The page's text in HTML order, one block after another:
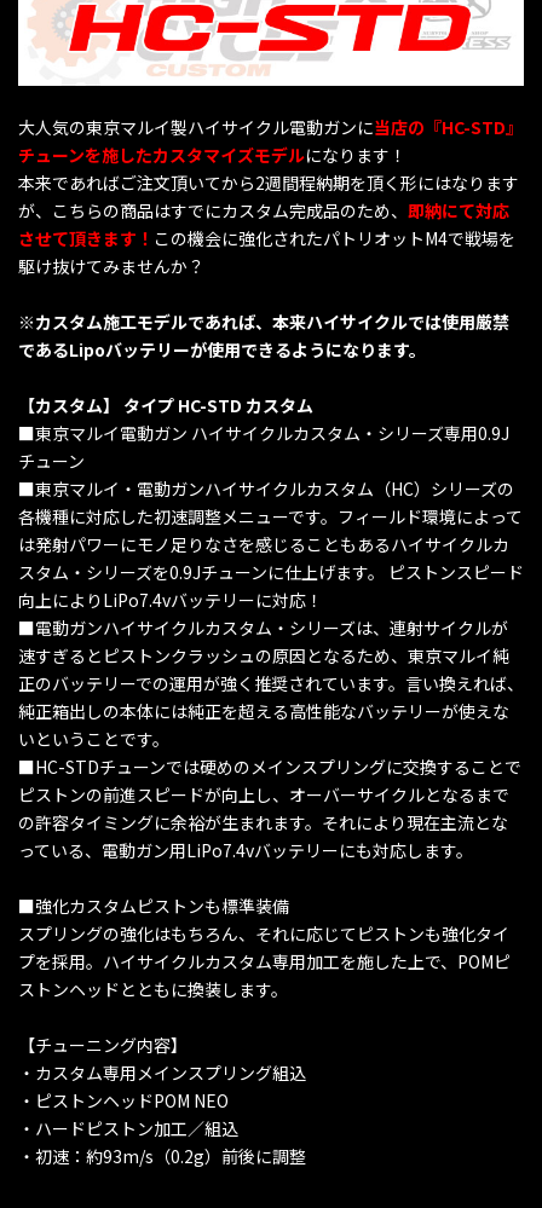
大人気の東京マルイ製ハイサイクル電動ガンに当店の『HC-STD』
チューンを施したカスタマイズモデルになります！
本来であればご注文頂いてから2週間程納期を頂く形にはなります
が、こちらの商品はすでにカスタム完成品のため、 即納にて対応
させて頂きます！ この機会に強化されたパトリオットM4で戦場を
駆け抜けてみませんか？
※カスタム施工モデルであれば、本来ハイサイクルでは使用厳禁
であるLipoバッテリーが使用できるようになります。
【カスタム】 タイプ HC-STD カスタム
■東京マルイ電動ガン ハイサイクルカスタム・シリーズ専用0.9J
チューン
■東京マルイ・電動ガンハイサイクルカスタム（HC）シリーズの
各機種に対応した初速調整メニューです。フィールド環境によって
は発射パワーにモノ足りなさを感じることもあるハイサイクルカ
スタム・シリーズを0.9Jチューンに仕上げます。 ピストンスピード
向上によりLiPo7.4vバッテリーに対応！
■電動ガンハイサイクルカスタム・シリーズは、連射サイクルが
速すぎるとピストンクラッシュの原因となるため、東京マルイ純
正のバッテリーでの運用が強く推奨されています。言い換えれば、
純正箱出しの本体には純正を超える高性能なバッテリーが使えな
いということです。
■HC-STDチューンでは硬めのメインスプリングに交換することで
ピストンの前進スピードが向上し、オーバーサイクルとなるまで
の許容タイミングに余裕が生まれます。それにより現在主流とな
っている、電動ガン用LiPo7.4vバッテリーにも対応します。
■強化カスタムピストンも標準装備
スプリングの強化はもちろん、それに応じてピストンも強化タイ
プを採用。ハイサイクルカスタム専用加工を施した上で、POMピ
ストンヘッドとともに換装します。
【チューニング内容】
・カスタム専用メインスプリング組込
・ピストンヘッドPOM NEO
・ハードピストン加工／組込
・初速：約93m/s（0.2g）前後に調整